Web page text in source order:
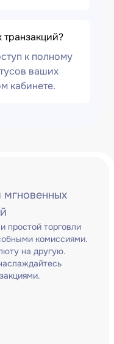
к полному
ваших
кабинете.
мгновенных
простой торговли
комиссиями.
на другую.